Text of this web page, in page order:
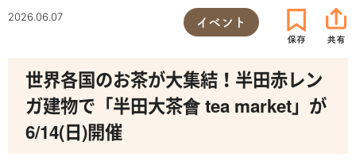
2026.06.07 イベント
世界各国のお茶が大集結！半田赤レン
ガ建物で「半田大茶會 tea market」が
6/14(日)開催